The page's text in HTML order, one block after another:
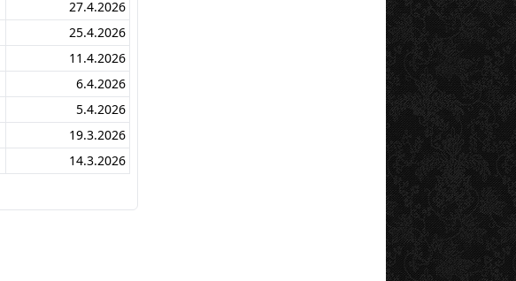
27.4.2026
25.4.2026
11.4.2026
6.4.2026
5.4.2026
19.3.2026
14.3.2026